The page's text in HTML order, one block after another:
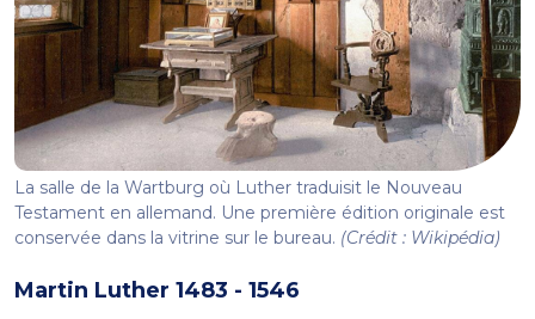
La salle de la Wartburg où Luther traduisit le Nouveau
Testament en allemand. Une première édition originale est
conservée dans la vitrine sur le bureau. (Crédit : Wikipédia)
Martin Luther 1483 - 1546